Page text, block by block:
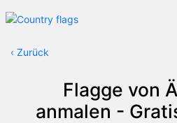
‹ Zurück
Flagge von
anmalen -